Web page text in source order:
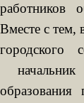
работников
Вместе с тем,
городского